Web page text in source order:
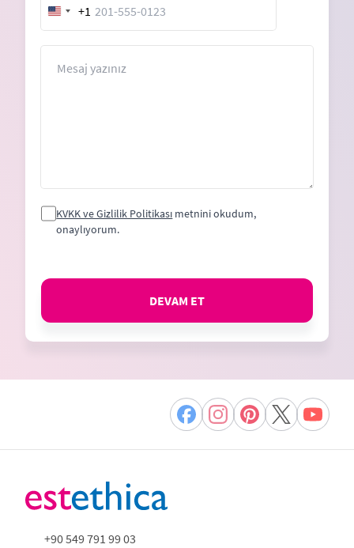
United
States
+1
KVKK ve Gizlilik Politikası metnini okudum,
onaylıyorum.
DEVAM ET
+90 549 791 99 03